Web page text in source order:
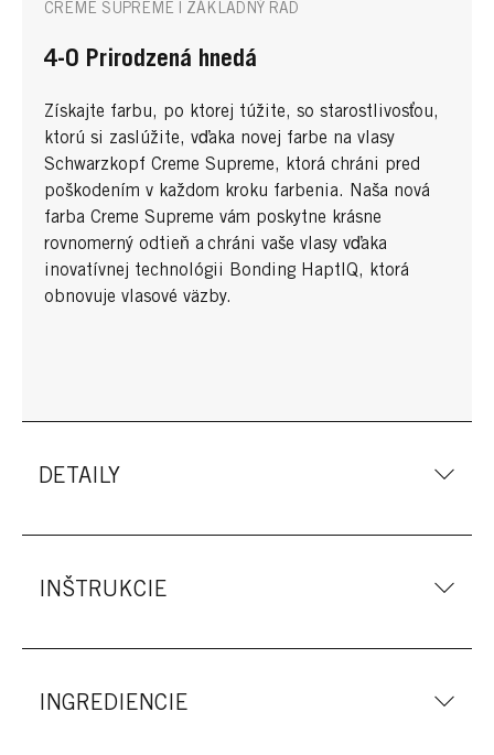
CREME SUPREME | ZÁKLADNÝ RAD
4-0 Prirodzená hnedá
Získajte farbu, po ktorej túžite, so starostlivosťou,
ktorú si zaslúžite, vďaka novej farbe na vlasy
Schwarzkopf Creme Supreme, ktorá chráni pred
poškodením v každom kroku farbenia. Naša nová
farba Creme Supreme vám poskytne krásne
rovnomerný odtieň a chráni vaše vlasy vďaka
inovatívnej technológii Bonding HaptIQ, ktorá
obnovuje vlasové väzby.
DETAILY
INŠTRUKCIE
INGREDIENCIE